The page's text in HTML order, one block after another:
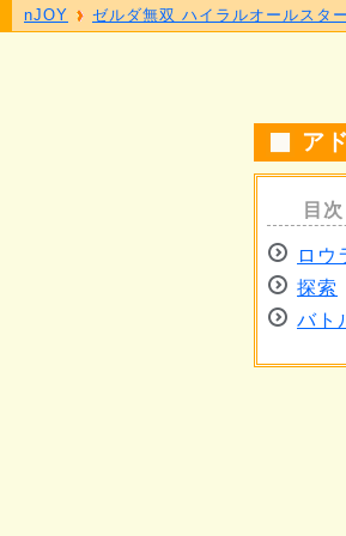
ア
ロウ
探索
バト
nJOY ゼルダ無双 ハイラルオールスタ